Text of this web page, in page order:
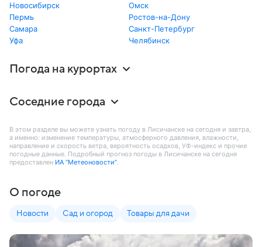
Новосибирск
Омск
Пермь
Ростов-на-Дону
Самара
Санкт-Петербург
Уфа
Челябинск
Погода на курортах
Соседние города
В этом разделе вы можете узнать погоду в Лисичанске на сегодня и завтра,
а именно: изменение температуры, атмосферного давления, влажности,
направление и скорость ветра, вероятность осадков, УФ-индекс и прочие
погодные данные. Подробный прогноз погоды в Лисичанске на сегодня
предоставлен ИА “Метеоновости”.
О погоде
Новости Сад и огород Товары для дачи